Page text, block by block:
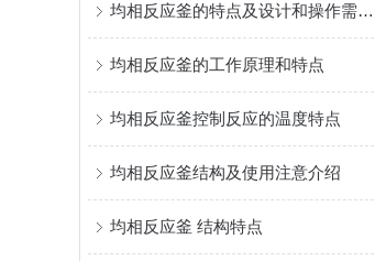
均相反应釜的特点及设计和操作需要注意的因素
均相反应釜的工作原理和特点
均相反应釜控制反应的温度特点
均相反应釜结构及使用注意介绍
均相反应釜 结构特点